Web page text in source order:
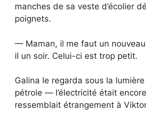
manches de sa veste d’écolier
poignets.
— Maman, il me faut un
il un soir. Celui-ci est trop petit.
Galina le regarda sous la
pétrole — l’électricité était
ressemblait étrangement à